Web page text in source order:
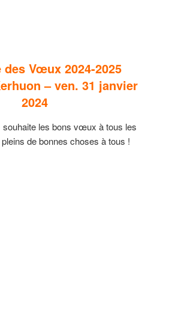
des Vœux 2024-2025
– ven. 31 janvier
2024
souhaite les bons vœux à tous les
de bonnes choses à tous !